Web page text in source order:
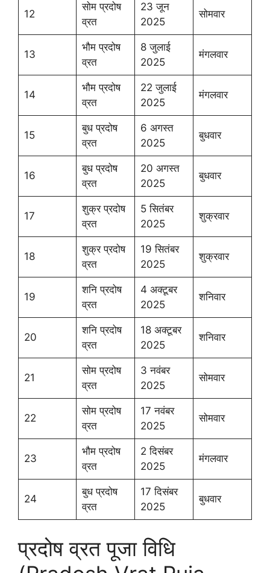
12
सोम प्रदोष
व्रत
23 जून
2025
सोमवार
13
भौम प्रदोष
व्रत
8 जुलाई
2025
मंगलवार
14
भौम प्रदोष
व्रत
22 जुलाई
2025
मंगलवार
15
बुध प्रदोष
व्रत
6 अगस्त
2025
बुधवार
16
बुध प्रदोष
व्रत
20 अगस्त
2025
बुधवार
17
शुक्र प्रदोष
व्रत
5 सितंबर
2025
शुक्रवार
18
शुक्र प्रदोष
व्रत
19 सितंबर
2025
शुक्रवार
19
शनि प्रदोष
व्रत
4 अक्टूबर
2025
शनिवार
20
शनि प्रदोष
व्रत
18 अक्टूबर
2025
शनिवार
21
सोम प्रदोष
व्रत
3 नवंबर
2025
सोमवार
22
सोम प्रदोष
व्रत
17 नवंबर
2025
सोमवार
23
भौम प्रदोष
व्रत
2 दिसंबर
2025
मंगलवार
24
बुध प्रदोष
व्रत
17 दिसंबर
2025
बुधवार
प्रदोष व्रत पूजा विधि